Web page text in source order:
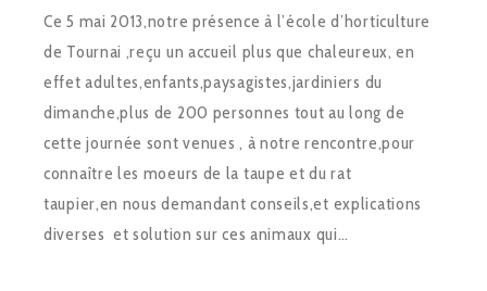
Ce 5 mai 2013,notre présence à l’école d’horticulture
de Tournai ,reçu un accueil plus que chaleureux, en
effet adultes,enfants,paysagistes,jardiniers du
dimanche,plus de 200 personnes tout au long de
cette journée sont venues , à notre rencontre,pour
connaître les moeurs de la taupe et du rat
taupier,en nous demandant conseils,et explications
diverses et solution sur ces animaux qui…